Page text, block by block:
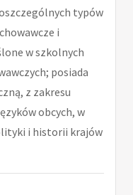
typów
i
w szkolnych
posiada
z zakresu
obcych, w
i historii krajów